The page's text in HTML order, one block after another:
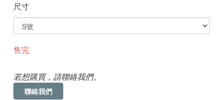
尺寸
售完
若想購買，請聯絡我們。
聯絡我們